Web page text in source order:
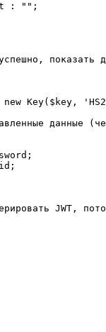
: "";
показать
Key($key,
данные
JWT,